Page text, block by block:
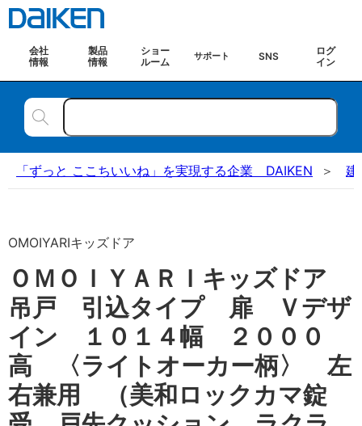
会社
情報
製品
情報
ショー
ルーム
サポート SNS
ログ
イン
「ずっと ここちいいね」を実現する企業 DAIKEN 建
OMOIYARIキッズドア
ＯＭＯＩＹＡＲＩキッズドア
吊戸 引込タイプ 扉 Ｖデザ
イン １０１４幅 ２０００
高 〈ライトオーカー柄〉 左
右兼用 （美和ロックカマ錠